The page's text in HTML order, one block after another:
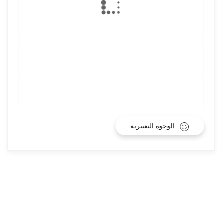
الوجوه التعبيرية